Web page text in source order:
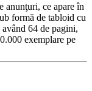
anunţuri, ce apare în
formă de tabloid cu
64 de pagini,
exemplare pe